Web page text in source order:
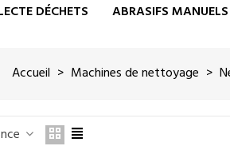
DÉCHETS ABRASIFS MANUELS
Accueil > Machines de nettoyage >